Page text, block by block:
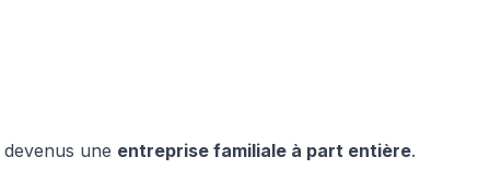
une entreprise familiale à part entière.